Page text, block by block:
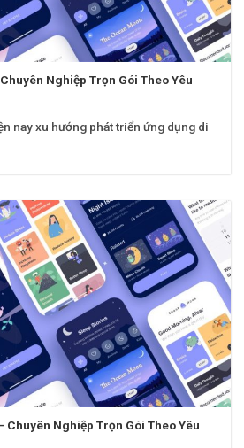
Nghiệp Trọn Gói Theo Yêu
nay xu hướng phát triển ứng dụng di
Chuyên Nghiệp Trọn Gói Theo Yêu